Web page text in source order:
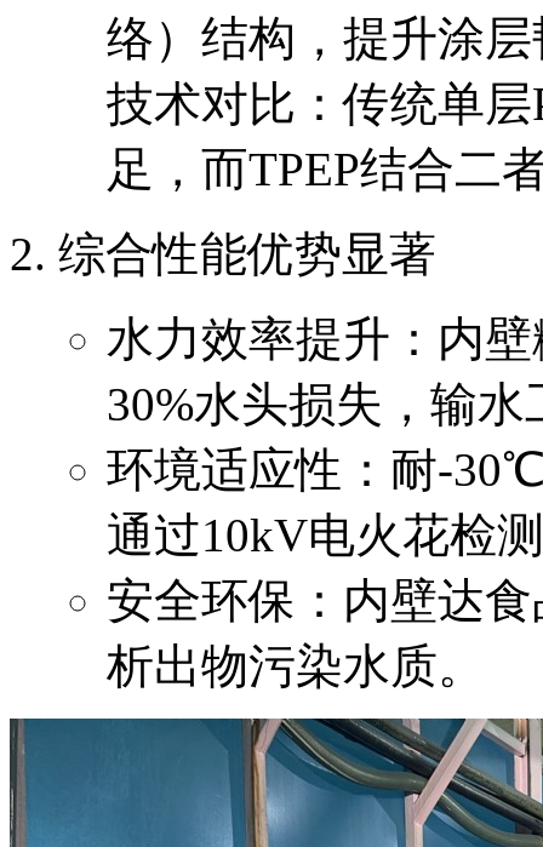
络）结构，提升涂
技术对比：传统单
足，而TPEP结合二
综合性能优势显著
水力效率提升：内
30%水头损失，输
环境适应性：耐-
通过10kV电火花检
安全环保：内壁达
析出物污染水质。